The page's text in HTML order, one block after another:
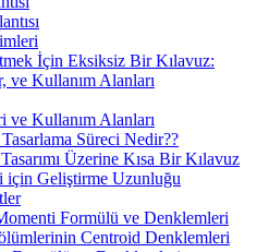
İçin Eksiksiz Bir Kılavuz:
ve Kullanım Alanları
ve Kullanım Alanları
Süreci Nedir??
Üzerine Kısa Bir Kılavuz
için Geliştirme Uzunluğu
Formülü ve Denklemleri
Centroid Denklemleri